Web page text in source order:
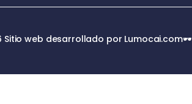
Sitio web desarrollado por Lumocai.com🕶️